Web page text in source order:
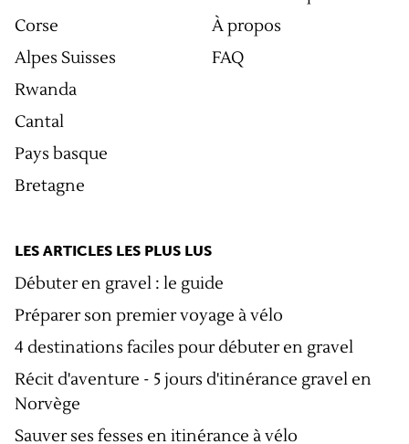
Corse
Alpes Suisses
Rwanda
Cantal
Pays basque
Bretagne
À propos
FAQ
LES ARTICLES LES PLUS LUS
Débuter en gravel : le guide
Préparer son premier voyage à vélo
4 destinations faciles pour débuter en gravel
Récit d'aventure - 5 jours d'itinérance gravel en
Norvège
Sauver ses fesses en itinérance à vélo